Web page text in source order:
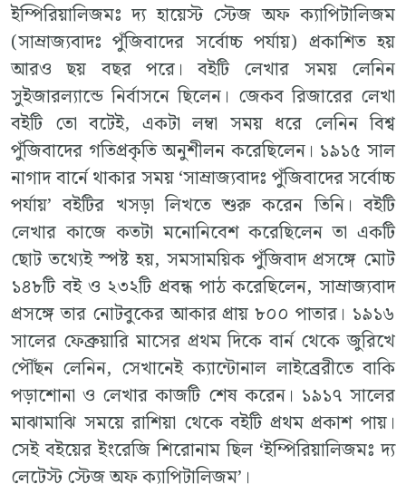
ইম্পিরিয়ালিজমঃ দ্য হায়েস্ট স্টেজ অফ ক্যাপিটালিজম
(সাম্রাজ্যবাদঃ পুঁজিবাদের সর্বোচ্চ পর্যায়) প্রকাশিত হয়
আরও ছয় বছর পরে। বইটি লেখার সময় লেনিন
সুইজারল্যান্ডে নির্বাসনে ছিলেন। জেকব রিজারের লেখা
বইটি তো বটেই, একটা লম্বা সময় ধরে লেনিন বিশ্ব
পুঁজিবাদের গতিপ্রকৃতি অনুশীলন করেছিলেন। ১৯১৫ সাল
নাগাদ বার্নে থাকার সময় ‘সাম্রাজ্যবাদঃ পুঁজিবাদের সর্বোচ্চ
পর্যায়’ বইটির খসড়া লিখতে শুরু করেন তিনি। বইটি
লেখার কাজে কতটা মনোনিবেশ করেছিলেন তা একটি
ছোট তথ্যেই স্পষ্ট হয়, সমসাময়িক পুঁজিবাদ প্রসঙ্গে মোট
১৪৮টি বই ও ২৩২টি প্রবন্ধ পাঠ করেছিলেন, সাম্রাজ্যবাদ
প্রসঙ্গে তার নোটবুকের আকার প্রায় ৮০০ পাতার। ১৯১৬
সালের ফেব্রুয়ারি মাসের প্রথম দিকে বার্ন থেকে জুরিখে
পৌঁছন লেনিন, সেখানেই ক্যান্টোনাল লাইব্রেরীতে বাকি
পড়াশোনা ও লেখার কাজটি শেষ করেন। ১৯১৭ সালের
মাঝামাঝি সময়ে রাশিয়া থেকে বইটি প্রথম প্রকাশ পায়।
সেই বইয়ের ইংরেজি শিরোনাম ছিল ‘ইম্পিরিয়ালিজমঃ দ্য
লেটেস্ট স্টেজ অফ ক্যাপিটালিজম’।